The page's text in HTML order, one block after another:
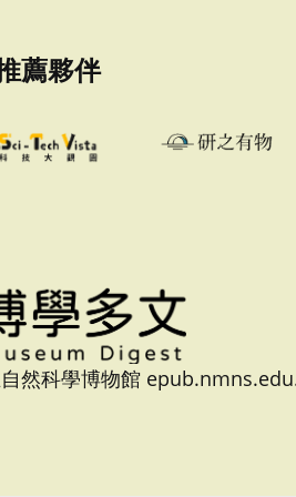
薦夥伴
然科學博物館